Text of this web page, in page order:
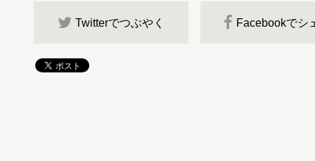
Twitterでつぶやく Facebookでシ